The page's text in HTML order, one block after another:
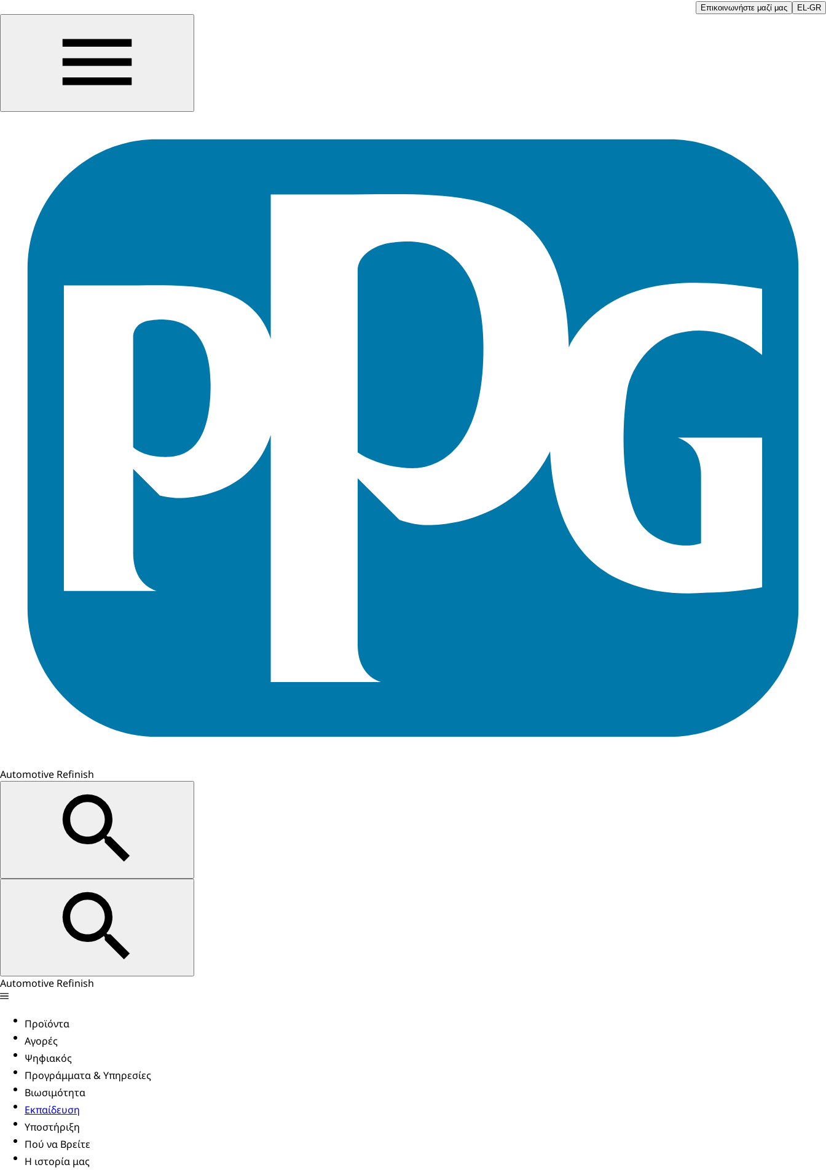
Επικοινωνήστε μαζί μας EL-GR
Automotive Refinish
Automotive Refinish
Προϊόντα
Αγορές
Ψηφιακός
Προγράμματα & Υπηρεσίες
Βιωσιμότητα
Εκπαίδευση
Υποστήριξη
Πού να Βρείτε
Η ιστορία μας